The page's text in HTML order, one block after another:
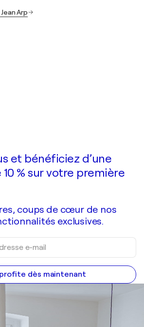
Arp
- Color Woodcut, 1950
et bénéficiez d’une
% sur votre première
coups de cœur de nos
exclusives.
profite dès maintenant